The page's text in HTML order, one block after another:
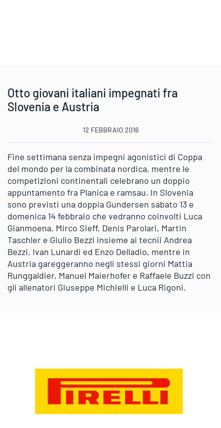
Otto giovani italiani impegnati fra
Slovenia e Austria
12 FEBBRAIO 2016
Fine settimana senza impegni agonistici di Coppa
del mondo per la combinata nordica, mentre le
competizioni continentali celebrano un doppio
appuntamento fra Planica e ramsau. In Slovenia
sono previsti una doppia Gundersen sabato 13 e
domenica 14 febbraio che vedranno coinvolti Luca
Gianmoena, Mirco Sieff, Denis Parolari, Martin
Taschler e Giulio Bezzi insieme ai tecnii Andrea
Bezzi, Ivan Lunardi ed Enzo Delladio, mentre in
Austria gareggeranno negli stessi giorni Mattia
Runggaldier, Manuel Maierhofer e Raffaele Buzzi con
gli allenatori Giuseppe Michielli e Luca Rigoni.